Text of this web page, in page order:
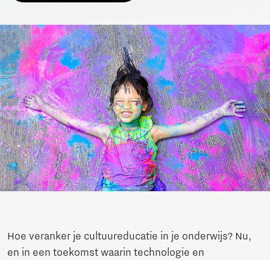
Hoe veranker je cultuureducatie in je onderwijs? Nu,
en in een toekomst waarin technologie en